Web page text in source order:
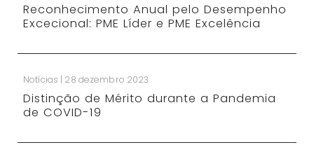
Reconhecimento Anual pelo Desempenho
Excecional: PME Líder e PME Excelência
Notícias | 28 dezembro 2023
Distinção de Mérito durante a Pandemia
de COVID-19